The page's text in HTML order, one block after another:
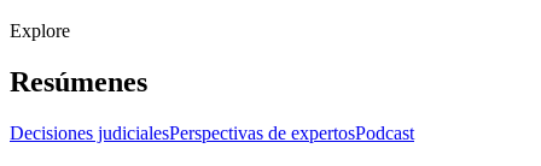
Explore
Resúmenes
Decisiones judicialesPerspectivas de expertosPodcast